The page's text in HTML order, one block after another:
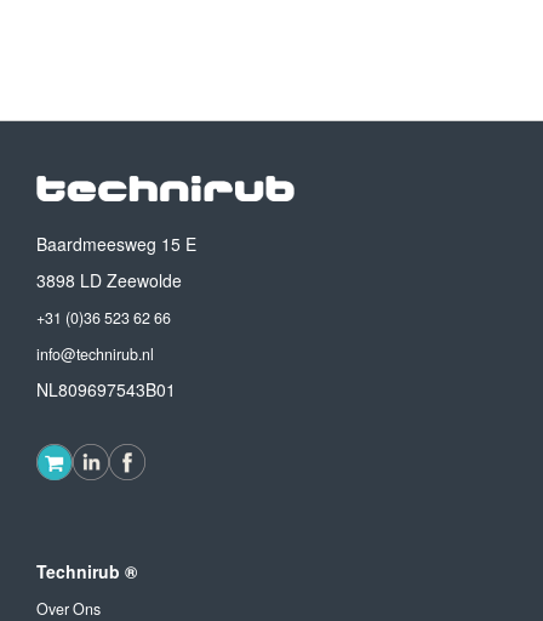
Baardmeesweg 15 E
3898 LD Zeewolde
+31 (0)36 523 62 66
info@technirub.nl
NL809697543B01
Technirub ®
Over Ons